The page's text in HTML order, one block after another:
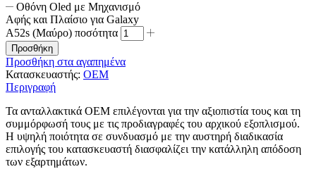
Οθόνη Oled με Μηχανισμό
Αφής και Πλαίσιο για Galaxy
A52s (Μαύρο) ποσότητα
Προσθήκη
Προσθήκη στα αγαπημένα
Κατασκευαστής: OEM
Περιγραφή
Τα ανταλλακτικά OEM επιλέγονται για την αξιοπιστία τους και τη
συμμόρφωσή τους με τις προδιαγραφές του αρχικού εξοπλισμού.
Η υψηλή ποιότητα σε συνδυασμό με την αυστηρή διαδικασία
επιλογής του κατασκευαστή διασφαλίζει την κατάλληλη απόδοση
των εξαρτημάτων.